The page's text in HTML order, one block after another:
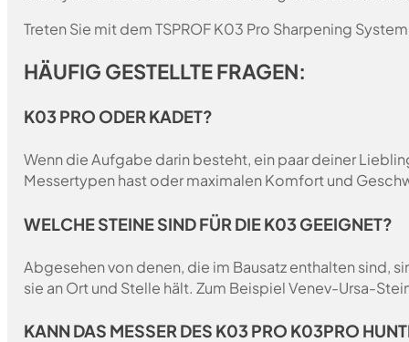
Treten Sie mit dem TSPROF K03 Pro Sharpening
HÄUFIG GESTELLTE FRAGEN:
K03 PRO ODER KADET?
Wenn die Aufgabe darin besteht, ein paar deiner
Messertypen hast oder maximalen Komfort und
WELCHE STEINE SIND FÜR DIE K03 GEEIGNET?
Abgesehen von denen, die im Bausatz enthalten sind,
sie an Ort und Stelle hält. Zum Beispiel Venev-Ursa-
KANN DAS MESSER DES K03 PRO K03PRO